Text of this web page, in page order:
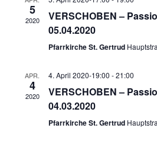
5
2020
VERSCHOBEN –
05.04.2020
Pfarrkirche St. Gertrud
APR.
4
2020
4. April 2020-19:00 -21:00
VERSCHOBEN –
04.03.2020
Pfarrkirche St. Gertrud